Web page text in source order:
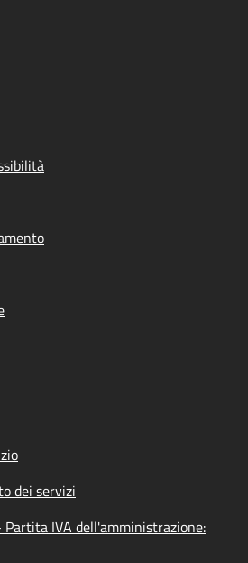
dei servizi
Partita IVA dell'amministrazione: